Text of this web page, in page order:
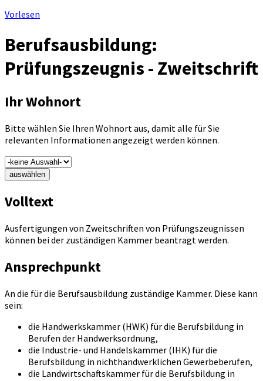
Vorlesen
Berufsausbildung:
Prüfungszeugnis - Zweitschrift
Ihr Wohnort
Bitte wählen Sie Ihren Wohnort aus, damit alle für Sie
relevanten Informationen angezeigt werden können.
auswählen
Volltext
Ausfertigungen von Zweitschriften von Prüfungszeugnissen
können bei der zuständigen Kammer beantragt werden.
Ansprechpunkt
An die für die Berufsausbildung zuständige Kammer. Diese kann
sein:
die Handwerkskammer (HWK) für die Berufsbildung in
Berufen der Handwerksordnung,
die Industrie- und Handelskammer (IHK) für die
Berufsbildung in nichthandwerklichen Gewerbeberufen,
die Landwirtschaftskammer für die Berufsbildung in